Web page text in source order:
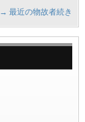
→ 最近の物故者続き